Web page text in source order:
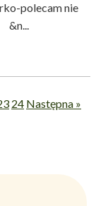
polecam nie
24 Następna »